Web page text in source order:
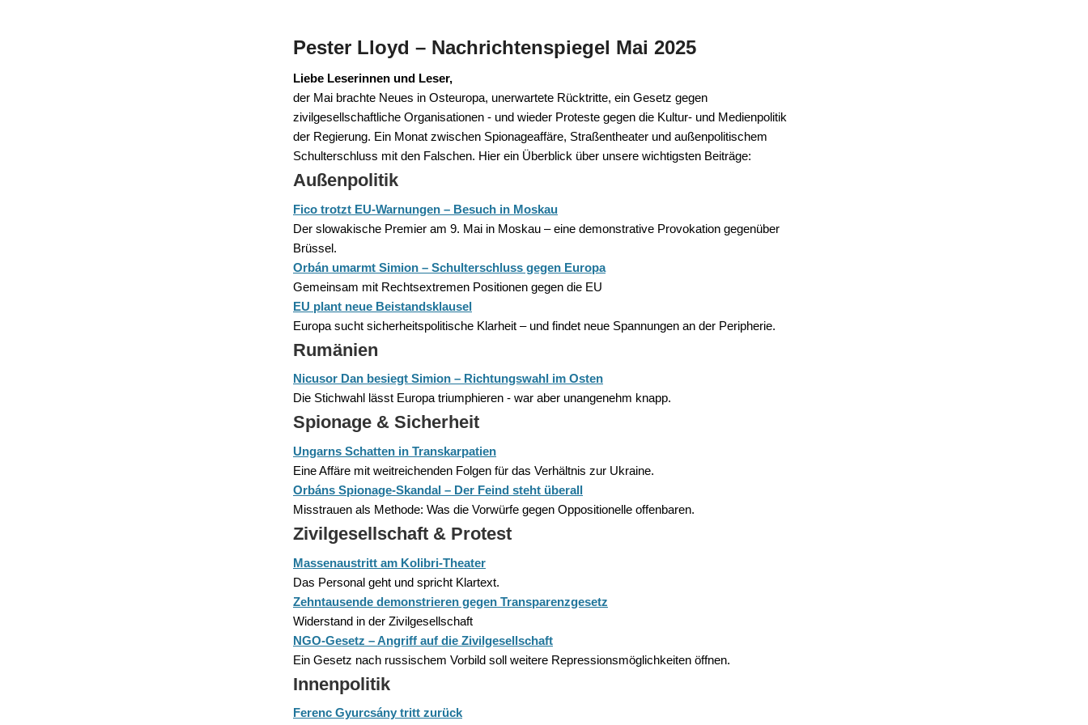
Pester Lloyd – Nachrichtenspiegel Mai 2025
Liebe Leserinnen und Leser,
der Mai brachte Neues in Osteuropa, unerwartete Rücktritte, ein Gesetz gegen
zivilgesellschaftliche Organisationen - und wieder Proteste gegen die Kultur- und Medienpolitik
der Regierung. Ein Monat zwischen Spionageaffäre, Straßentheater und außenpolitischem
Schulterschluss mit den Falschen. Hier ein Überblick über unsere wichtigsten Beiträge:
Außenpolitik
Fico trotzt EU-Warnungen – Besuch in Moskau
Der slowakische Premier am 9. Mai in Moskau – eine demonstrative Provokation gegenüber
Brüssel.
Orbán umarmt Simion – Schulterschluss gegen Europa
Gemeinsam mit Rechtsextremen Positionen gegen die EU
EU plant neue Beistandsklausel
Europa sucht sicherheitspolitische Klarheit – und findet neue Spannungen an der Peripherie.
Rumänien
Nicusor Dan besiegt Simion – Richtungswahl im Osten
Die Stichwahl lässt Europa triumphieren - war aber unangenehm knapp.
Spionage & Sicherheit
Ungarns Schatten in Transkarpatien
Eine Affäre mit weitreichenden Folgen für das Verhältnis zur Ukraine.
Orbáns Spionage-Skandal – Der Feind steht überall
Misstrauen als Methode: Was die Vorwürfe gegen Oppositionelle offenbaren.
Zivilgesellschaft & Protest
Massenaustritt am Kolibri-Theater
Das Personal geht und spricht Klartext.
Zehntausende demonstrieren gegen Transparenzgesetz
Widerstand in der Zivilgesellschaft
NGO-Gesetz – Angriff auf die Zivilgesellschaft
Ein Gesetz nach russischem Vorbild soll weitere Repressionsmöglichkeiten öffnen.
Innenpolitik
Ferenc Gyurcsány tritt zurück